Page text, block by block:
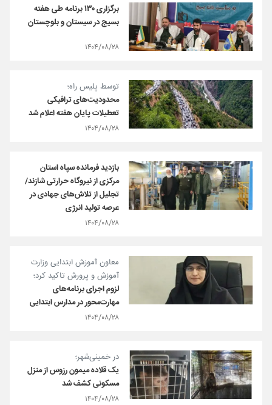
برگزاری ۱۳۰ برنامه طی هفته
بسیج در سیستان و بلوچستان
۱۴۰۴/۰۸/۲۸
توسط پلیس راه؛
محدودیت‌های ترافیکی
تعطیلات پایان هفته اعلام شد
۱۴۰۴/۰۸/۲۸
بازدید فرمانده سپاه استان
مرکزی از نیروگاه حرارتی شازند/
تجلیل از تلاش‌های جهادی در
عرصه تولید انرژی
۱۴۰۴/۰۸/۲۸
معاون آموزش ابتدایی وزارت
آموزش و پرورش تاکید کرد؛
لزوم اجرای برنامه‌های
مهارت‌محور در مدارس ابتدایی
۱۴۰۴/۰۸/۲۸
در خمینی‌شهر؛
یک قلاده میمون رزوس از منزل
مسکونی کشف شد
۱۴۰۴/۰۸/۲۸